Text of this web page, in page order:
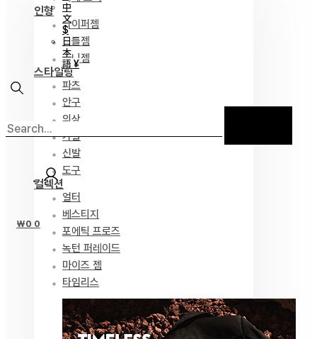
인형
하이퍼젬
리틀젬
티니젬
스타일링
파츠
안구
의상
가발
신발
도구
컬렉션
얼터
베스티지
포에틱 프로즈
녹턴 퍼레이드
마이즈 젬
타임리스
中
文
$
日
本
語 ¥
₩0 0